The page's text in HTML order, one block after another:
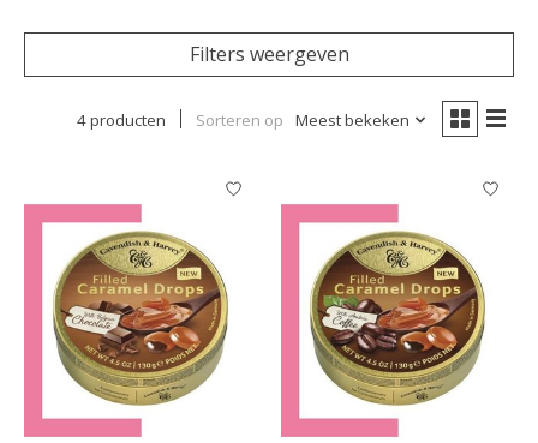
Filters weergeven
4 producten Sorteren op Meest bekeken